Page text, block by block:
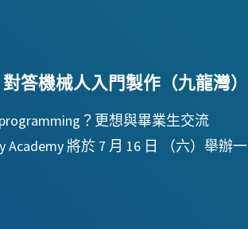
答機械人入門製作（九龍灣）
？更想與畢業生交流
將於 7 月 16 日 （六）舉辦一